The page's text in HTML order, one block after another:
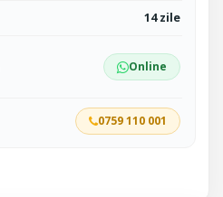
14 zile
Online
0759 110 001